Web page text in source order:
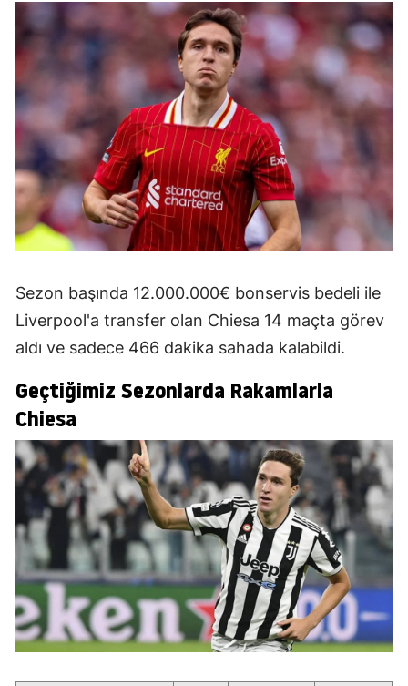
Sezon başında 12.000.000€ bonservis bedeli ile
Liverpool'a transfer olan Chiesa 14 maçta görev
aldı ve sadece 466 dakika sahada kalabildi.
Geçtiğimiz Sezonlarda Rakamlarla
Chiesa